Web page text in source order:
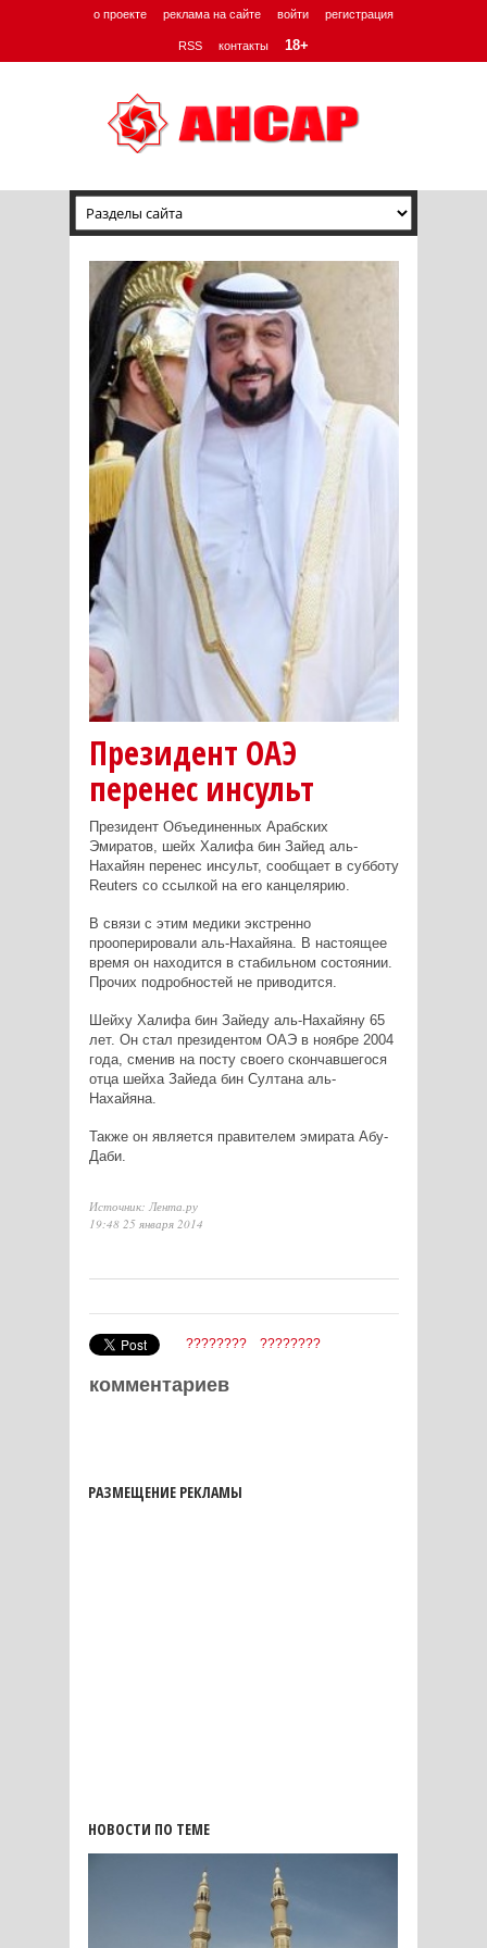
о проекте реклама на сайте войти регистрация
RSS контакты 18+
Президент ОАЭ
перенес инсульт
Президент Объединенных Арабских
Эмиратов, шейх Халифа бин Зайед аль-
Нахайян перенес инсульт, сообщает в субботу
Reuters со ссылкой на его канцелярию.
В связи с этим медики экстренно
прооперировали аль-Нахайяна. В настоящее
время он находится в стабильном состоянии.
Прочих подробностей не приводится.
Шейху Халифа бин Зайеду аль-Нахайяну 65
лет. Он стал президентом ОАЭ в ноябре 2004
года, сменив на посту своего скончавшегося
отца шейха Зайеда бин Султана аль-
Нахайяна.
Также он является правителем эмирата Абу-
Даби.
Источник: Лента.ру
19:48 25 января 2014
???????? ????????
комментариев
РАЗМЕЩЕНИЕ РЕКЛАМЫ
НОВОСТИ ПО ТЕМЕ